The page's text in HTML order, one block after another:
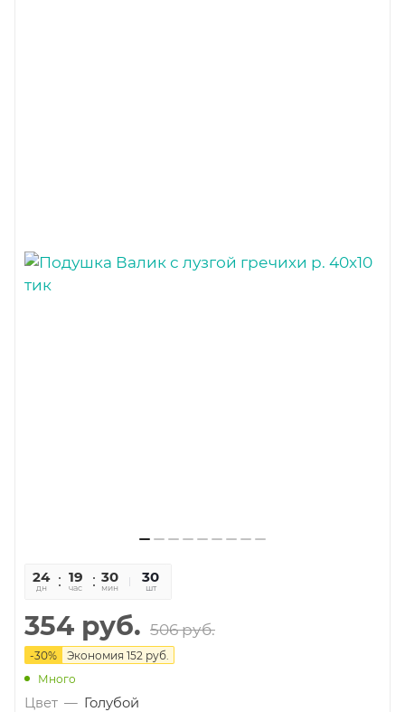
24
дн
19
час
30
мин
31
сек
30
шт
354 руб. 506руб.
-30% Экономия 152 руб.
Много
Цвет — Голубой